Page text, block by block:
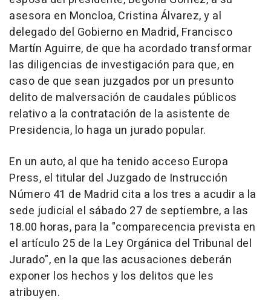
asesora en Moncloa, Cristina Álvarez, y al
delegado del Gobierno en Madrid, Francisco
Martín Aguirre, de que ha acordado transformar
las diligencias de investigación para que, en
caso de que sean juzgados por un presunto
delito de malversación de caudales públicos
relativo a la contratación de la asistente de
Presidencia, lo haga un jurado popular.
En un auto, al que ha tenido acceso Europa
Press, el titular del Juzgado de Instrucción
Número 41 de Madrid cita a los tres a acudir a la
sede judicial el sábado 27 de septiembre, a las
18.00 horas, para la "comparecencia prevista en
el artículo 25 de la Ley Orgánica del Tribunal del
Jurado", en la que las acusaciones deberán
exponer los hechos y los delitos que les
atribuyen.